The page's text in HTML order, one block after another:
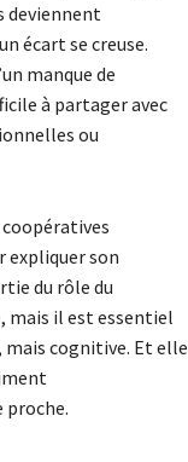
deviennent
écart se creuse.
manque de
à partager avec
ou
coopératives
expliquer son
du rôle du
mais il est essentiel
mais cognitive. Et elle
proche.